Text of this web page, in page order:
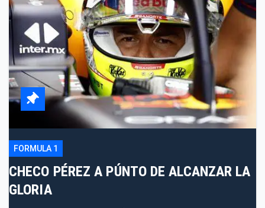
FORMULA 1
CHECO PÉREZ A PÚNTO DE ALCANZAR LA
GLORIA